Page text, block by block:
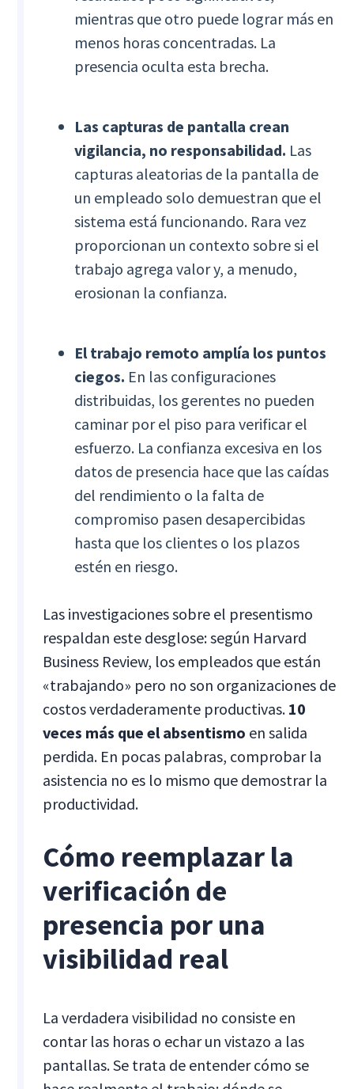
mientras que otro puede lograr más en
menos horas concentradas. La
presencia oculta esta brecha.
Las capturas de pantalla crean
vigilancia, no responsabilidad. Las
capturas aleatorias de la pantalla de
un empleado solo demuestran que el
sistema está funcionando. Rara vez
proporcionan un contexto sobre si el
trabajo agrega valor y, a menudo,
erosionan la confianza.
El trabajo remoto amplía los puntos
ciegos. En las configuraciones
distribuidas, los gerentes no pueden
caminar por el piso para verificar el
esfuerzo. La confianza excesiva en los
datos de presencia hace que las caídas
del rendimiento o la falta de
compromiso pasen desapercibidas
hasta que los clientes o los plazos
estén en riesgo.
Las investigaciones sobre el presentismo
respaldan este desglose: según Harvard
Business Review, los empleados que están
«trabajando» pero no son organizaciones de
costos verdaderamente productivas. 10
veces más que el absentismo en salida
perdida. En pocas palabras, comprobar la
asistencia no es lo mismo que demostrar la
productividad.
Cómo reemplazar la
verificación de
presencia por una
visibilidad real
La verdadera visibilidad no consiste en
contar las horas o echar un vistazo a las
pantallas. Se trata de entender cómo se